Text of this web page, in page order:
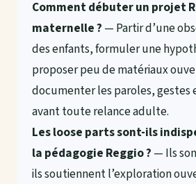
Comment débuter un projet
maternelle ? — Partir d’une
des enfants, formuler une
proposer peu de matériaux
documenter les paroles,
avant toute relance adulte.
Les loose parts sont-ils
la pédagogie Reggio ? — Ils
ils soutiennent l’exploration